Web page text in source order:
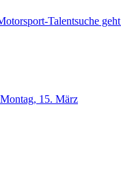
Talentsuche
15. März